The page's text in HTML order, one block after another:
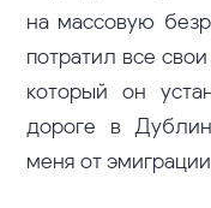
на массовую
потратил все
который он
дороге в
меня от